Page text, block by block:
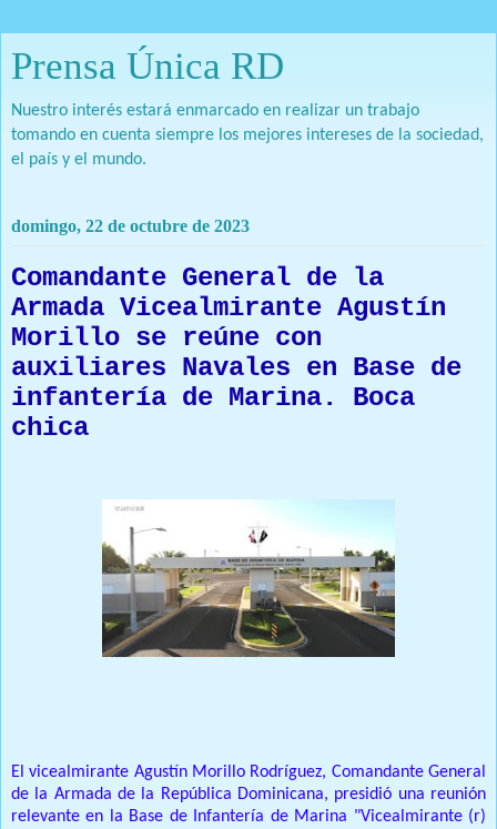
Prensa Única RD
Nuestro interés estará enmarcado en realizar un trabajo
tomando en cuenta siempre los mejores intereses de la sociedad,
el país y el mundo.
domingo, 22 de octubre de 2023
Comandante General de la
Armada Vicealmirante Agustín
Morillo se reúne con
auxiliares Navales en Base de
infantería de Marina. Boca
chica
El vicealmirante Agustín Morillo Rodríguez, Comandante General
de la Armada de la República Dominicana, presidió una reunión
relevante en la Base de Infantería de Marina "Vicealmirante (r)